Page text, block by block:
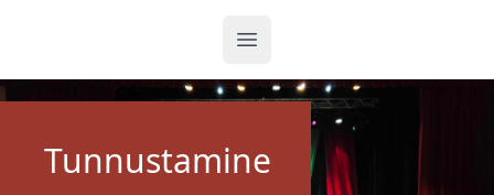
Ava menüü
Tunnustamine